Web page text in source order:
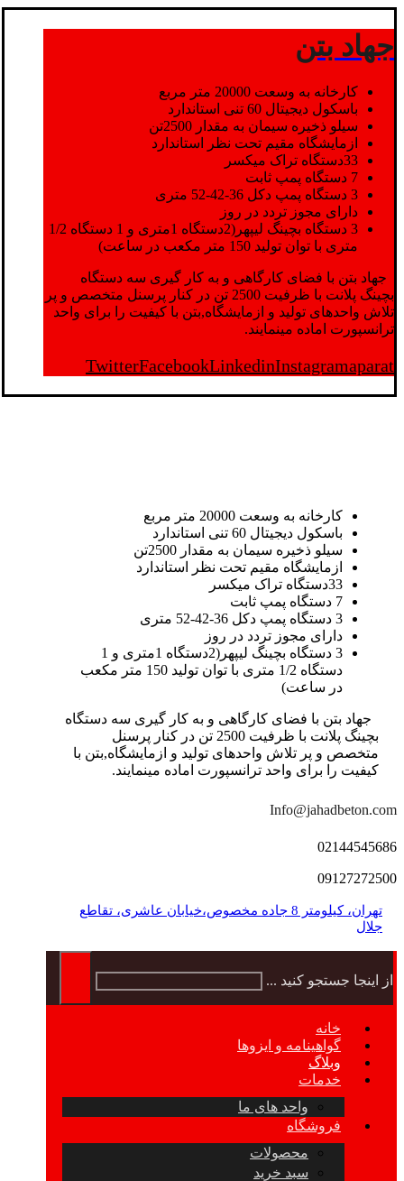
جهاد بتن
کارخانه به وسعت 20000 متر مربع
باسکول دیجیتال 60 تنی استاندارد
سیلو ذخیره سیمان به مقدار 2500تن
ازمایشگاه مقیم تحت نظر استاندارد
33دستگاه تراک میکسر
7 دستگاه پمپ ثابت
3 دستگاه پمپ دکل 36-42-52 متری
دارای مجوز تردد در روز
3 دستگاه بچینگ لیپهر(2دستگاه 1متری و 1 دستگاه 1/2
متری با توان تولید 150 متر مکعب در ساعت)
جهاد بتن با فضای کارگاهی و به کار گیری سه دستگاه
بچینگ پلانت با ظرفیت 2500 تن در کنار پرسنل متخصص و پر
تلاش واحدهای تولید و ازمایشگاه,بتن با کیفیت را برای واحد
ترانسپورت اماده مینمایند.
TwitterFacebookLinkedinInstagramaparat
کارخانه به وسعت 20000 متر مربع
باسکول دیجیتال 60 تنی استاندارد
سیلو ذخیره سیمان به مقدار 2500تن
ازمایشگاه مقیم تحت نظر استاندارد
33دستگاه تراک میکسر
7 دستگاه پمپ ثابت
3 دستگاه پمپ دکل 36-42-52 متری
دارای مجوز تردد در روز
3 دستگاه بچینگ لیپهر(2دستگاه 1متری و 1
دستگاه 1/2 متری با توان تولید 150 متر مکعب
در ساعت)
جهاد بتن با فضای کارگاهی و به کار گیری سه دستگاه
بچینگ پلانت با ظرفیت 2500 تن در کنار پرسنل
متخصص و پر تلاش واحدهای تولید و ازمایشگاه,بتن با
کیفیت را برای واحد ترانسپورت اماده مینمایند.
Info@jahadbeton.com
02144545686
09127272500
تهران، کیلومتر 8 جاده مخصوص،خیابان عاشری، تقاطع
جلال
از اینجا جستجو کنید ...
خانه
گواهینامه و ایزوها
وبلاگ
خدمات
واحد های ما
فروشگاه
محصولات
سبد خرید